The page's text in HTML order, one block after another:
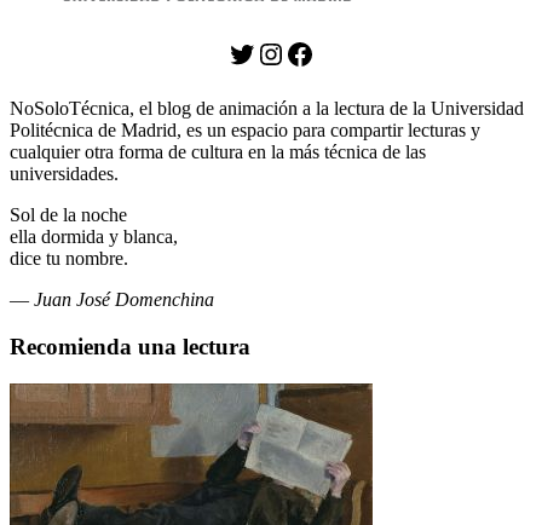
Twitter
Instagram
Facebook
NoSoloTécnica, el blog de animación a la lectura de la Universidad
Politécnica de Madrid, es un espacio para compartir lecturas y
cualquier otra forma de cultura en la más técnica de las
universidades.
Sol de la noche
ella dormida y blanca,
dice tu nombre.
— Juan José Domenchina
Recomienda una lectura